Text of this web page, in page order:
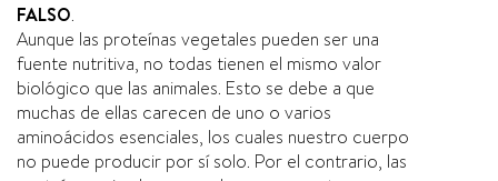
FALSO.
Aunque las proteínas vegetales pueden ser una
fuente nutritiva, no todas tienen el mismo valor
biológico que las animales. Esto se debe a que
muchas de ellas carecen de uno o varios
aminoácidos esenciales, los cuales nuestro cuerpo
no puede producir por sí solo. Por el contrario, las